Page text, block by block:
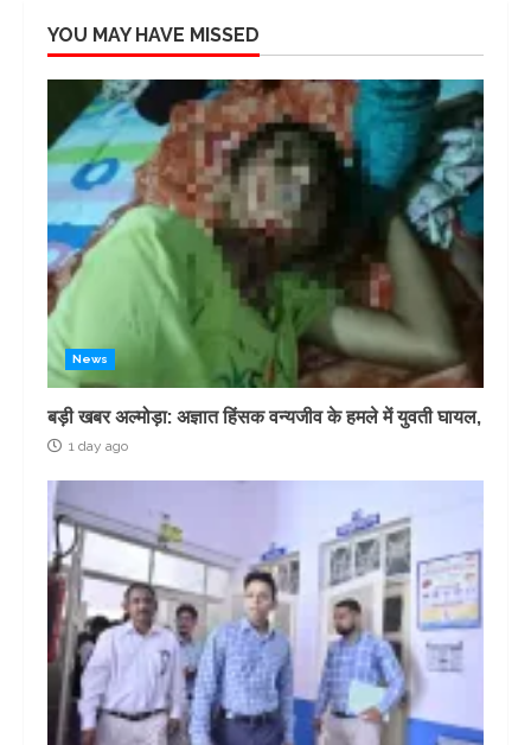
YOU MAY HAVE MISSED
News
बड़ी खबर अल्मोड़ा: अज्ञात हिंसक वन्यजीव के हमले में युवती घायल,
1 day ago